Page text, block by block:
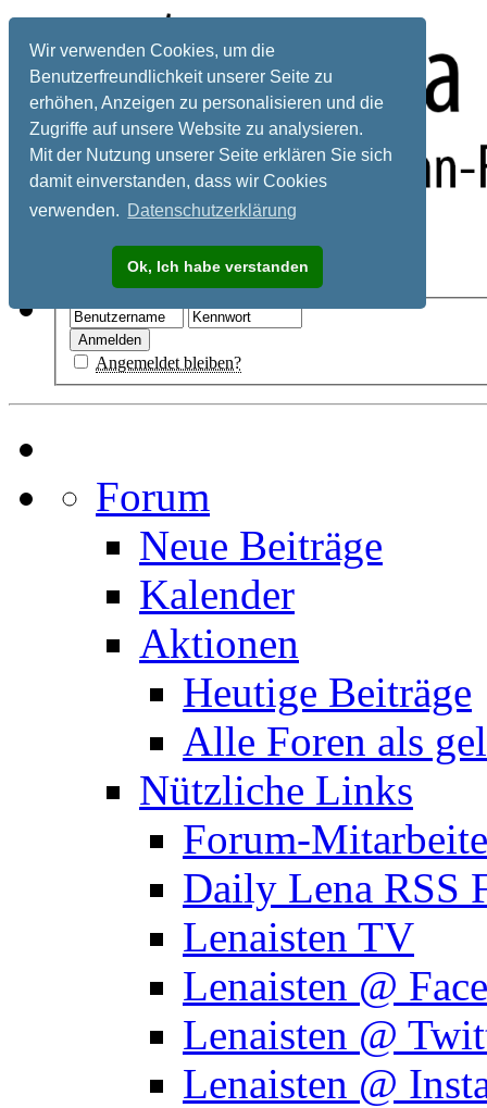
Wir verwenden Cookies, um die
Benutzerfreundlichkeit unserer Seite zu
erhöhen, Anzeigen zu personalisieren und die
Zugriffe auf unsere Website zu analysieren.
Mit der Nutzung unserer Seite erklären Sie sich
damit einverstanden, dass wir Cookies
verwenden. Datenschutzerklärung
Ok, Ich habe verstanden
Registrieren
Angemeldet bleiben?
Forum
Neue Beiträge
Kalender
Aktionen
Heutige Beiträge
Alle Foren als
Nützliche Links
Forum-
Daily Lena RSS
Lenaisten TV
Lenaisten @
Lenaisten @
Lenaisten @